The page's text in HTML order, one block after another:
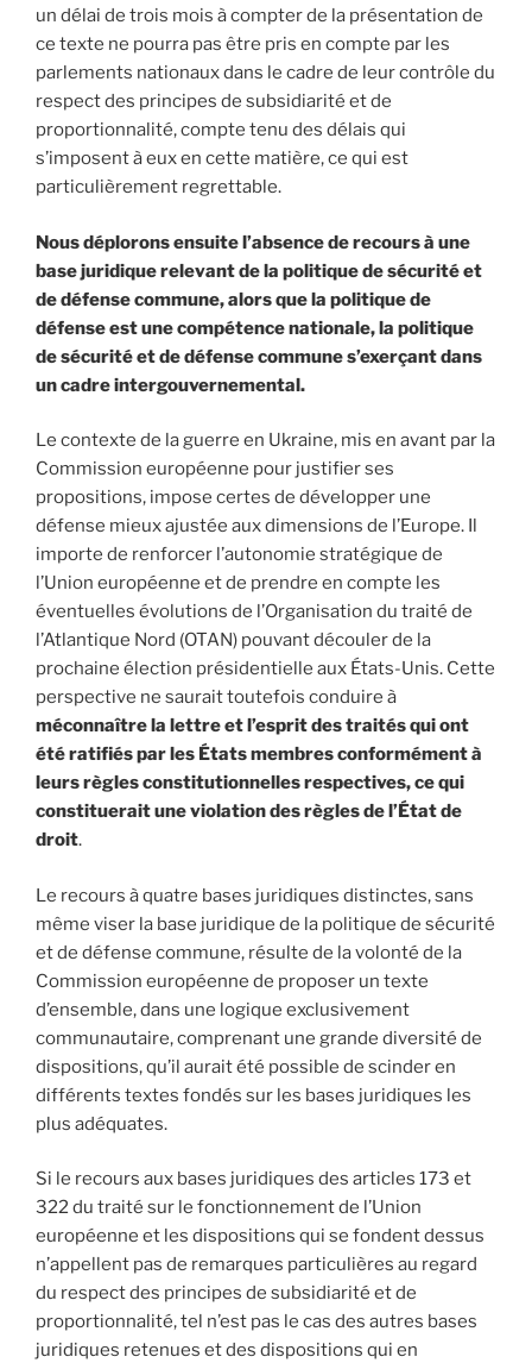
un délai de trois mois à compter de la présentation de
ce texte ne pourra pas être pris en compte par les
parlements nationaux dans le cadre de leur contrôle du
respect des principes de subsidiarité et de
proportionnalité, compte tenu des délais qui
s’imposent à eux en cette matière, ce qui est
particulièrement regrettable.
Nous déplorons ensuite l’absence de recours à une
base juridique relevant de la politique de sécurité et
de défense commune, alors que la politique de
défense est une compétence nationale, la politique
de sécurité et de défense commune s’exerçant dans
un cadre intergouvernemental.
Le contexte de la guerre en Ukraine, mis en avant par la
Commission européenne pour justifier ses
propositions, impose certes de développer une
défense mieux ajustée aux dimensions de l’Europe. Il
importe de renforcer l’autonomie stratégique de
l’Union européenne et de prendre en compte les
éventuelles évolutions de l’Organisation du traité de
l’Atlantique Nord (OTAN) pouvant découler de la
prochaine élection présidentielle aux États-Unis. Cette
perspective ne saurait toutefois conduire à
méconnaître la lettre et l’esprit des traités qui ont
été ratifiés par les États membres conformément à
leurs règles constitutionnelles respectives, ce qui
constituerait une violation des règles de l’État de
droit.
Le recours à quatre bases juridiques distinctes, sans
même viser la base juridique de la politique de sécurité
et de défense commune, résulte de la volonté de la
Commission européenne de proposer un texte
d’ensemble, dans une logique exclusivement
communautaire, comprenant une grande diversité de
dispositions, qu’il aurait été possible de scinder en
différents textes fondés sur les bases juridiques les
plus adéquates.
Si le recours aux bases juridiques des articles 173 et
322 du traité sur le fonctionnement de l’Union
européenne et les dispositions qui se fondent dessus
n’appellent pas de remarques particulières au regard
du respect des principes de subsidiarité et de
proportionnalité, tel n’est pas le cas des autres bases
juridiques retenues et des dispositions qui en